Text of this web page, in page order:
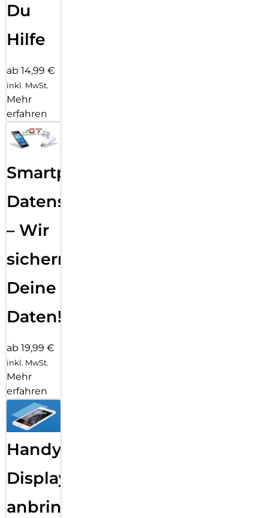
Du
Hilfe
ab 14,99 €
inkl. MwSt.
Mehr
erfahren
Smartphone
Datensicherung
– Wir
sichern
Deine
Daten!
ab 19,99 €
inkl. MwSt.
Mehr
erfahren
Handy
Displayfolie
anbringen